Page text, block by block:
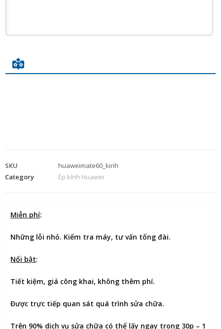
SKU
huaweimate60_kinh
Category
Ép kính Huawei
Miễn phí:
Những lỗi nhỏ. Kiểm tra máy, tư vấn tổng đài.
Nổi bật:
Tiết kiệm, giá công khai, không thêm phí.
Được trực tiếp quan sát quá trình sửa chữa.
Trên 90% dịch vụ sửa chữa có thể lấy ngay trong 30p – 1